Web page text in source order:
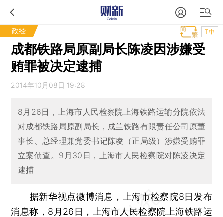
政经 T中
成都铁路局原副局长陈凌因涉嫌受
贿罪被决定逮捕
2014年10月08日 19:28
8月26日，上海市人民检察院上海铁路运输分院依法
对成都铁路局原副局长，成兰铁路有限责任公司原董
事长、总经理兼党委书记陈凌（正局级）涉嫌受贿罪
立案侦查。9月30日，上海市人民检察院对陈凌决定
逮捕
据新华视点微博消息，上海市检察院8日发布
消息称，8月26日，上海市人民检察院上海铁路运